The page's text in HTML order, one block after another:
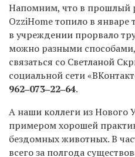
Напомним, что в прошлый
OzziHome топило в январе
в учреждении прорвало
можно разными
связаться со Светланой
социальной сети
962‒073‒22‒64.
А наши коллеги из Нового
примером хорошей
бездомных животных. В
всего за полгода